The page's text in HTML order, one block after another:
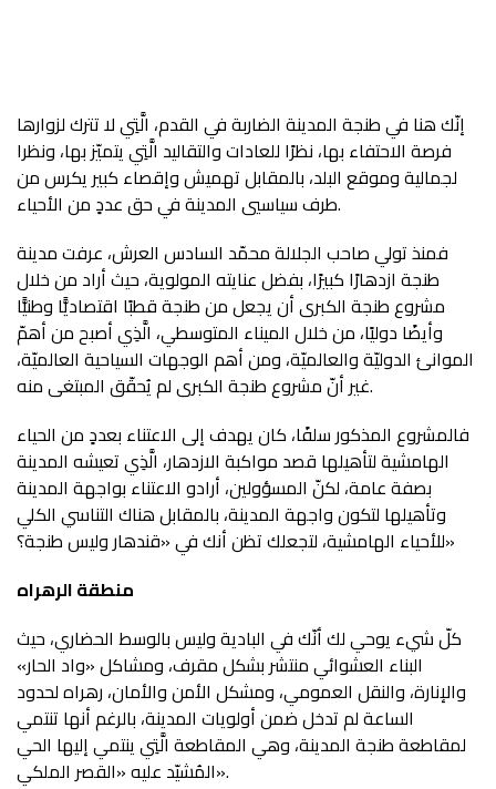
إنّك هنا في طنجة المدينة الضاربة في القدم، الَّتِي لا تترك لزوارها
فرصة الاحتفاء بها، نظرًا للعادات والتقاليد الَّتِي يتميّز بها، ونظرا
لجمالية وموقع البلد، بالمقابل تهميش وإقصاء كبير يكرس من
طرف سياسيي المدينة في حق عددٍ من الأحياء.
فمنذ تولي صاحب الجلالة محمّد السادس العرش، عرفت مدينة
طنجة ازدهارًا كبيرًا، بفضل عنايته المولوية، حيث أراد من خلال
مشروع طنجة الكبرى أن يجعل من طنجة قطبًا اقتصاديًّا وطنيًّا
وأيضًا دوليًا، من خلال الميناء المتوسطي، الَّذِي أصبح من أهمّ
الموانئ الدوليّة والعالميّة، ومن أهم الوجهات السياحية العالميّة،
غير أنّ مشروع طنجة الكبرى لم يُحقّق المبتغى منه.
فالمشروع المذكور سلفًا، كان يهدف إلى الاعتناء بعددٍ من الحياء
الهامشية لتأهيلها قصد مواكبة الازدهار، الَّذِي تعيشه المدينة
بصفة عامة، لكنّ المسؤولين، أرادو الاعتناء بواجهة المدينة
وتأهيلها لتكون واجهة المدينة، بالمقابل هناك التناسي الكلي
للأحياء الهامشية، لتجعلك تظن أنك في «قندهار وليس طنجة؟»
منطقة الرهراه
كلّ شيء يوحي لك أنّك في البادية وليس بالوسط الحضاري، حيث
البناء العشوائي منتشر بشكل مقرف، ومشاكل «واد الحار»
والإنارة، والنقل العمومي، ومشكل الأمن والأمان، رهراه لحدود
الساعة لم تدخل ضمن أولويات المدينة، بالرغم أنها تنتمي
لمقاطعة طنجة المدينة، وهي المقاطعة الَّتِي ينتمي إليها الحي
المُشيّد عليه «القصر الملكي».